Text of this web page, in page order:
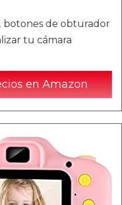
botones de obturador
tu cámara
en Amazon